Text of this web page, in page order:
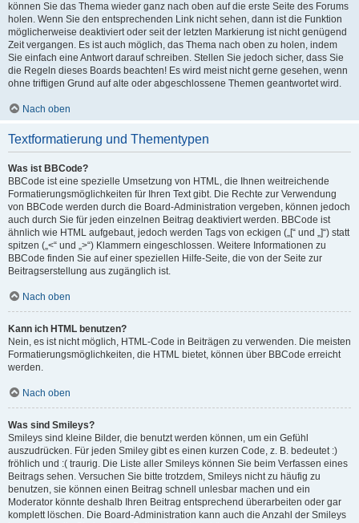
können Sie das Thema wieder ganz nach oben auf die erste Seite des Forums
holen. Wenn Sie den entsprechenden Link nicht sehen, dann ist die Funktion
möglicherweise deaktiviert oder seit der letzten Markierung ist nicht genügend
Zeit vergangen. Es ist auch möglich, das Thema nach oben zu holen, indem
Sie einfach eine Antwort darauf schreiben. Stellen Sie jedoch sicher, dass Sie
die Regeln dieses Boards beachten! Es wird meist nicht gerne gesehen, wenn
ohne triftigen Grund auf alte oder abgeschlossene Themen geantwortet wird.
Nach oben
Textformatierung und Thementypen
Was ist BBCode?
BBCode ist eine spezielle Umsetzung von HTML, die Ihnen weitreichende
Formatierungsmöglichkeiten für Ihren Text gibt. Die Rechte zur Verwendung
von BBCode werden durch die Board-Administration vergeben, können jedoch
auch durch Sie für jeden einzelnen Beitrag deaktiviert werden. BBCode ist
ähnlich wie HTML aufgebaut, jedoch werden Tags von eckigen („[“ und „]“) statt
spitzen („<“ und „>“) Klammern eingeschlossen. Weitere Informationen zu
BBCode finden Sie auf einer speziellen Hilfe-Seite, die von der Seite zur
Beitragserstellung aus zugänglich ist.
Nach oben
Kann ich HTML benutzen?
Nein, es ist nicht möglich, HTML-Code in Beiträgen zu verwenden. Die meisten
Formatierungsmöglichkeiten, die HTML bietet, können über BBCode erreicht
werden.
Nach oben
Was sind Smileys?
Smileys sind kleine Bilder, die benutzt werden können, um ein Gefühl
auszudrücken. Für jeden Smiley gibt es einen kurzen Code, z. B. bedeutet :)
fröhlich und :( traurig. Die Liste aller Smileys können Sie beim Verfassen eines
Beitrags sehen. Versuchen Sie bitte trotzdem, Smileys nicht zu häufig zu
benutzen, sie können einen Beitrag schnell unlesbar machen und ein
Moderator könnte deshalb Ihren Beitrag entsprechend überarbeiten oder gar
komplett löschen. Die Board-Administration kann auch die Anzahl der Smileys